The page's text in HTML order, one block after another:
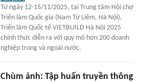
Từ ngày 12-15/11/2025, tại Trung tâm Hội chợ
Triển lãm Quốc gia (Nam Từ Liêm, Hà Nội),
Triển lãm Quốc tế VIETBUILD Hà Nội 2025
chính thức diễn ra với quy mô hơn 200 doanh
nghiệp trong và ngoài nước.
Chùm ảnh: Tập huấn truyền thông